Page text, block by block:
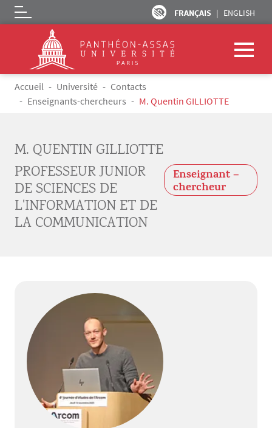
Aller au contenu principal
FRANÇAIS ENGLISH
Logo
Fil d'Ariane
Accueil Université
Contacts
Enseignants-chercheurs
M. Quentin GILLIOTTE
M. QUENTIN GILLIOTTE
PROFESSEUR JUNIOR
DE SCIENCES DE
L'INFORMATION ET DE
LA COMMUNICATION
Enseignant –
chercheur